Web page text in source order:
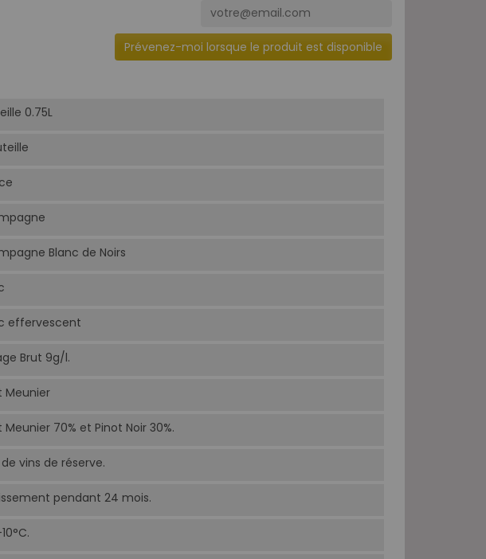
Prévenez-moi lorsque le produit est disponible
0.75L
Blanc de Noirs
effervescent
Brut 9g/l.
Meunier
Meunier 70% et Pinot Noir 30%.
vins de réserve.
pendant 24 mois.